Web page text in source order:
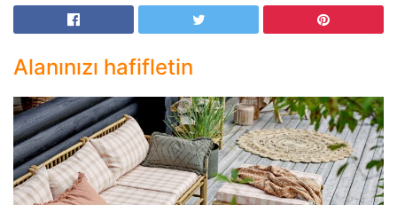
Alanınızı hafifletin